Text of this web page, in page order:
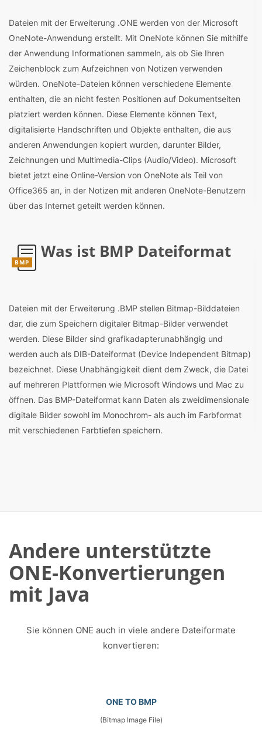
Dateien mit der Erweiterung .ONE werden von der Microsoft
OneNote-Anwendung erstellt. Mit OneNote können Sie mithilfe
der Anwendung Informationen sammeln, als ob Sie Ihren
Zeichenblock zum Aufzeichnen von Notizen verwenden
würden. OneNote-Dateien können verschiedene Elemente
enthalten, die an nicht festen Positionen auf Dokumentseiten
platziert werden können. Diese Elemente können Text,
digitalisierte Handschriften und Objekte enthalten, die aus
anderen Anwendungen kopiert wurden, darunter Bilder,
Zeichnungen und Multimedia-Clips (Audio/Video). Microsoft
bietet jetzt eine Online-Version von OneNote als Teil von
Office365 an, in der Notizen mit anderen OneNote-Benutzern
über das Internet geteilt werden können.
BMP
Was ist BMP Dateiformat
Dateien mit der Erweiterung .BMP stellen Bitmap-Bilddateien
dar, die zum Speichern digitaler Bitmap-Bilder verwendet
werden. Diese Bilder sind grafikadapterunabhängig und
werden auch als DIB-Dateiformat (Device Independent Bitmap)
bezeichnet. Diese Unabhängigkeit dient dem Zweck, die Datei
auf mehreren Plattformen wie Microsoft Windows und Mac zu
öffnen. Das BMP-Dateiformat kann Daten als zweidimensionale
digitale Bilder sowohl im Monochrom- als auch im Farbformat
mit verschiedenen Farbtiefen speichern.
Andere unterstützte
ONE-Konvertierungen
mit Java
Sie können ONE auch in viele andere Dateiformate
konvertieren:
ONE TO BMP
(Bitmap Image File)